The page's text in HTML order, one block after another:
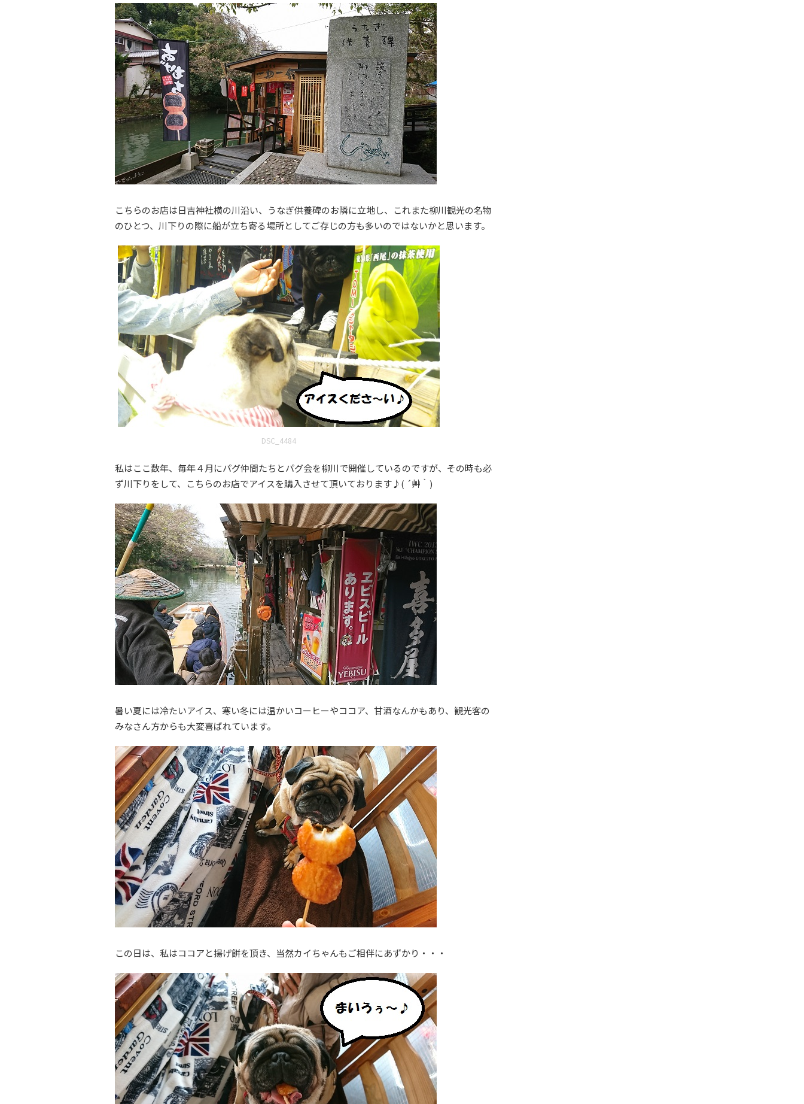
こちらのお店は日吉神社横の川沿い、うなぎ供養碑のお隣に立地し、これまた柳川観光の名物
のひとつ、川下りの際に船が立ち寄る場所としてご存じの方も多いのではないかと思います。
DSC_4484
私はここ数年、毎年４月にパグ仲間たちとパグ会を柳川で開催しているのですが、その時も必
ず川下りをして、こちらのお店でアイスを購入させて頂いております♪( ´艸｀)
暑い夏には冷たいアイス、寒い冬には温かいコーヒーやココア、甘酒なんかもあり、観光客の
みなさん方からも大変喜ばれています。
この日は、私はココアと揚げ餅を頂き、当然カイちゃんもご相伴にあずかり・・・